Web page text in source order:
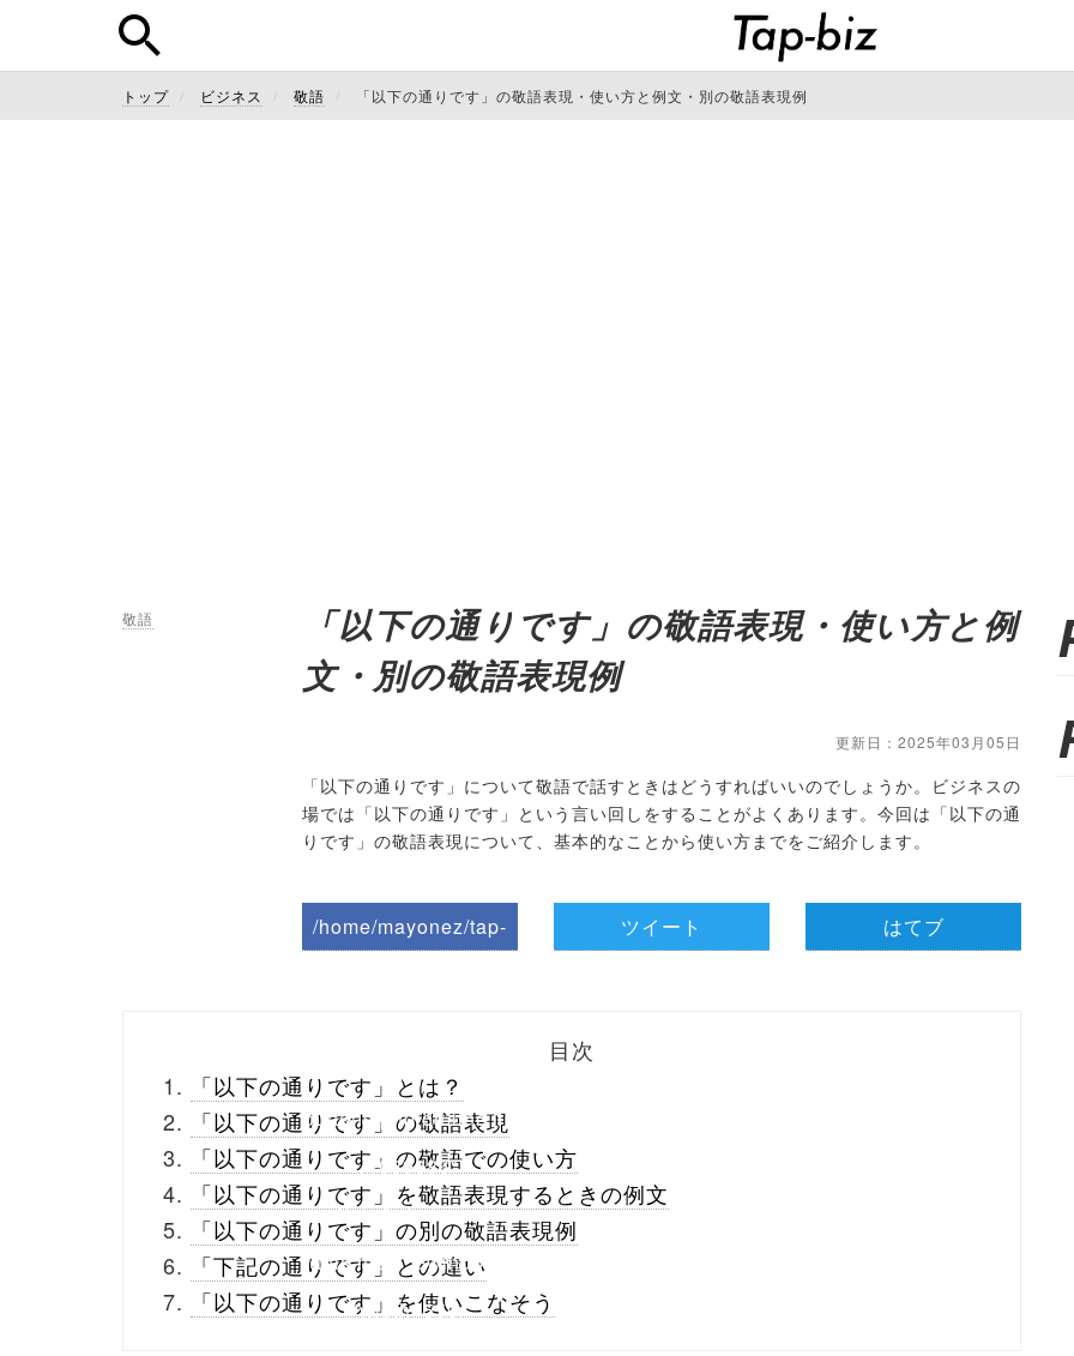
トップ ビジネス 敬語 「以下の通りです」の敬語表現・使い方と例文・別の敬語表現例
敬語
「以下の通りです」の敬語表現・使い方と例
文・別の敬語表現例
更新日：2025年03月05日
「以下の通りです」について敬語で話すときはどうすればいいのでしょうか。ビジネスの
場では「以下の通りです」という言い回しをすることがよくあります。今回は「以下の通
りです」の敬語表現について、基本的なことから使い方までをご紹介します。
/home/mayonez/tap-
buttons.php on line10
/1039886"
onclick="window.open
(this.href, 'Gwindow',
'width=550,
ツイート はてブ
目次
「以下の通りです」とは？
「以下の通りです」の敬語表現
「以下の通りです」の敬語での使い方
「以下の通りです」を敬語表現するときの例文
「以下の通りです」の別の敬語表現例
「下記の通りです」との違い
「以下の通りです」を使いこなそう